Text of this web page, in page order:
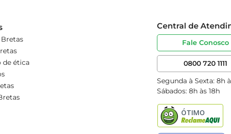
de ética
Central de
Fale Conosco
0800 720 1111
Segunda à Sexta: 8h
Sábados: 8h às 18h